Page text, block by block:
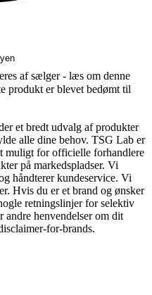
af sælger - læs om denne
produkt er blevet bedømt til
et bredt udvalg af produkter
alle dine behov. TSG Lab er
muligt for officielle forhandlere
på markedspladser. Vi
håndterer kundeservice. Vi
Hvis du er et brand og ønsker
retningslinjer for selektiv
andre henvendelser om dit
for-brands.